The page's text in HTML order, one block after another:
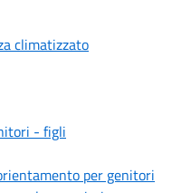
climatizzato
- figli
per genitori